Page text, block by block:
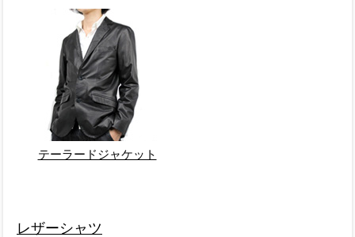
テーラードジャケット
レザーシャツ